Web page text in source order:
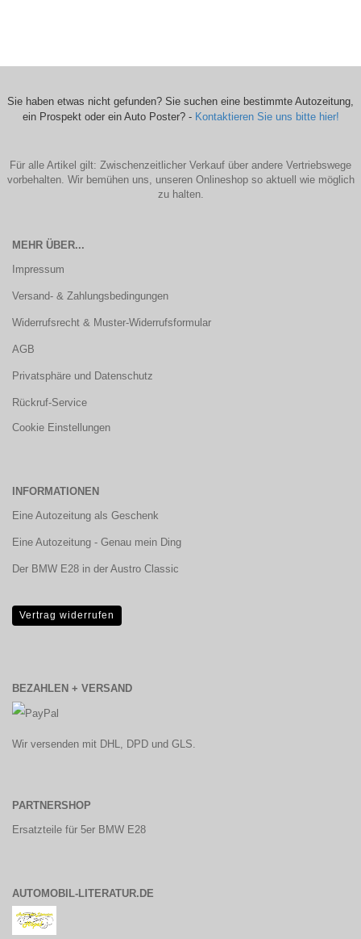
Sie haben etwas nicht gefunden? Sie suchen eine bestimmte Autozeitung,
ein Prospekt oder ein Auto Poster? - Kontaktieren Sie uns bitte hier!
Für alle Artikel gilt: Zwischenzeitlicher Verkauf über andere Vertriebswege
vorbehalten. Wir bemühen uns, unseren Onlineshop so aktuell wie möglich
zu halten.
MEHR ÜBER...
Impressum
Versand- & Zahlungsbedingungen
Widerrufsrecht & Muster-Widerrufsformular
AGB
Privatsphäre und Datenschutz
Rückruf-Service
Cookie Einstellungen
INFORMATIONEN
Eine Autozeitung als Geschenk
Eine Autozeitung - Genau mein Ding
Der BMW E28 in der Austro Classic
Vertrag widerrufen
BEZAHLEN + VERSAND
Wir versenden mit DHL, DPD und GLS.
PARTNERSHOP
Ersatzteile für 5er BMW E28
AUTOMOBIL-LITERATUR.DE